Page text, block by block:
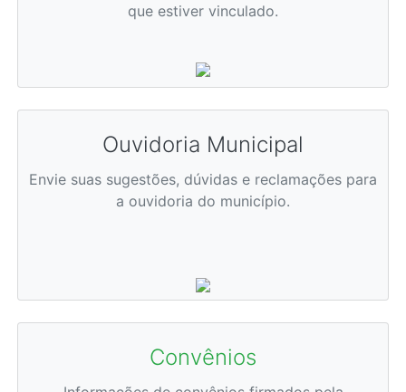
que estiver vinculado.
Ouvidoria Municipal
Envie suas sugestões, dúvidas e reclamações para
a ouvidoria do município.
Convênios